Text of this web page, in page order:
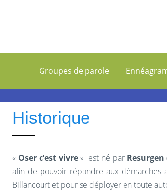
Groupes de parole
Historique
« Oser c’est vivre» est né par Resurgen
afin de pouvoir répondre aux démarches
Billancourt et pour se déployer en toute